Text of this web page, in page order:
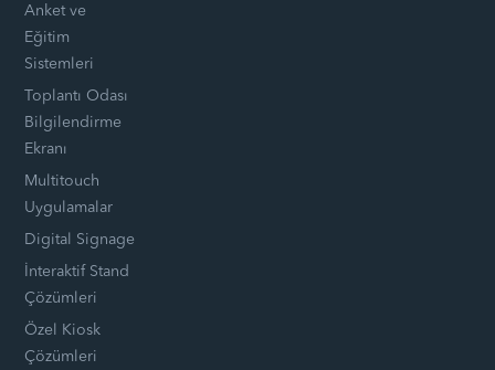
Anket ve
Eğitim
Sistemleri
Toplantı Odası
Bilgilendirme
Ekranı
Multitouch
Uygulamalar
Digital Signage
İnteraktif Stand
Çözümleri
Özel Kiosk
Çözümleri